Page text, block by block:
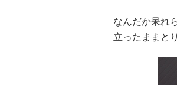
なんだか呆れ
立ったままと